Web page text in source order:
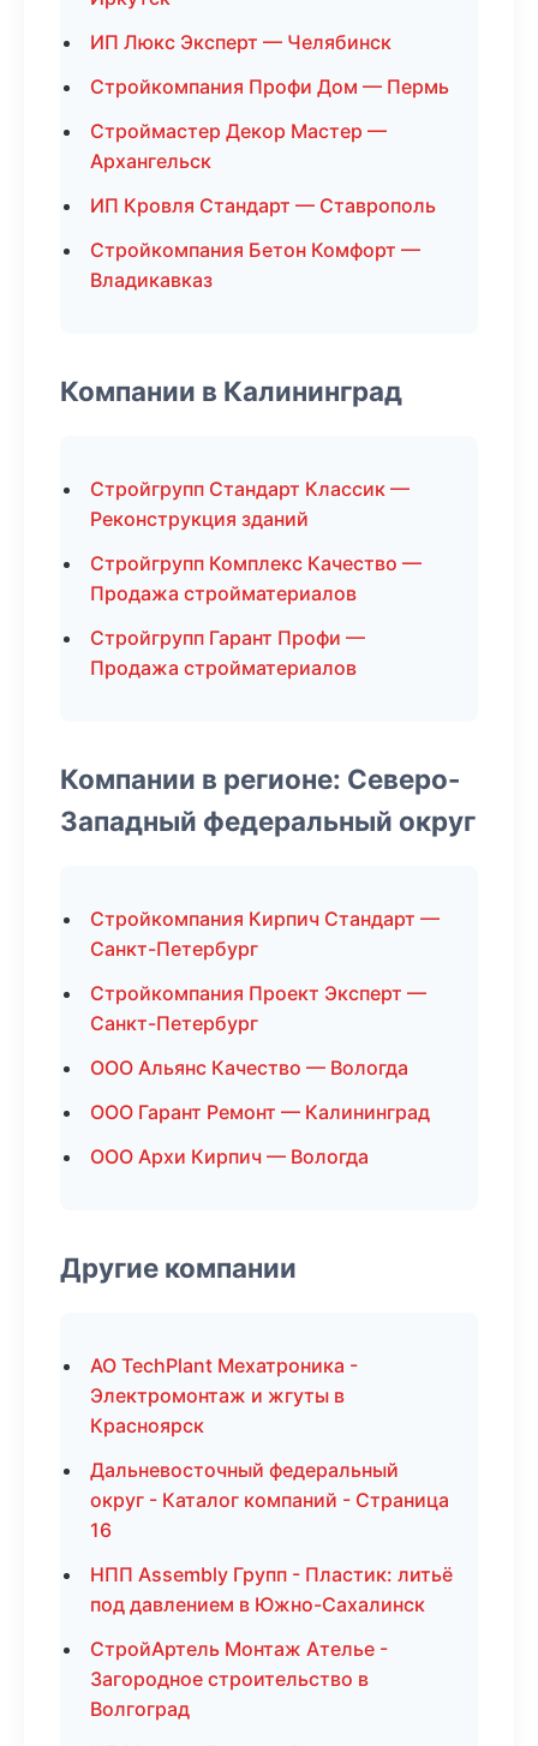
ИП Люкс Эксперт — Челябинск
Стройкомпания Профи Дом — Пермь
Строймастер Декор Мастер —
Архангельск
ИП Кровля Стандарт — Ставрополь
Стройкомпания Бетон Комфорт —
Владикавказ
Компании в Калининград
Стройгрупп Стандарт Классик —
Реконструкция зданий
Стройгрупп Комплекс Качество —
Продажа стройматериалов
Стройгрупп Гарант Профи —
Продажа стройматериалов
Компании в регионе: Северо-
Западный федеральный округ
Стройкомпания Кирпич Стандарт —
Санкт-Петербург
Стройкомпания Проект Эксперт —
Санкт-Петербург
ООО Альянс Качество — Вологда
ООО Гарант Ремонт — Калининград
ООО Архи Кирпич — Вологда
Другие компании
АО TechPlant Мехатроника -
Электромонтаж и жгуты в
Красноярск
Дальневосточный федеральный
округ - Каталог компаний - Страница
16
НПП Assembly Групп - Пластик: литьё
под давлением в Южно-Сахалинск
СтройАртель Монтаж Ателье -
Загородное строительство в
Волгоград